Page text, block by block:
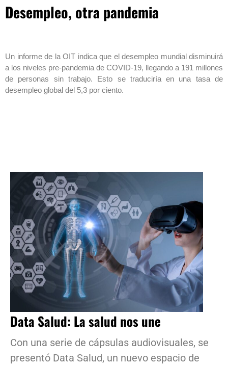
Desempleo, otra pandemia
Un informe de la OIT indica que el desempleo mundial disminuirá
a los niveles pre-pandemia de COVID-19, llegando a 191 millones
de personas sin trabajo. Esto se traduciría en una tasa de
desempleo global del 5,3 por ciento.
Data Salud: La salud nos une
Con una serie de cápsulas audiovisuales, se
presentó Data Salud, un nuevo espacio de